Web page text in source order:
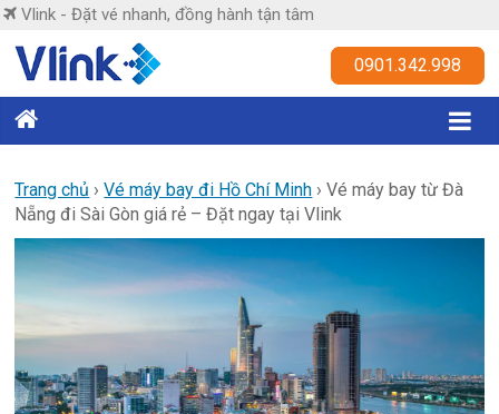
Skip
content
Vlink - Đặt vé nhanh, đồng hành tận tâm
Vlink
nhanh,
đồng
hành
tận
tâm
0901.342.998
Trang chủ ›Vé máy bay đi Hồ Chí Minh ›Vé máy bay từ Đà
Nẵng đi Sài Gòn giá rẻ – Đặt ngay tại Vlink